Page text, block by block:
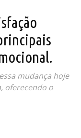
mudança hoje
oferecendo o